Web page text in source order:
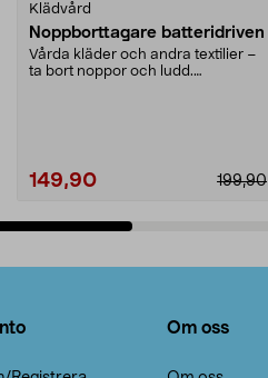
Klädvård
Noppborttagare batteridriven
Vårda kläder och andra textilier –
ta bort noppor och ludd.
199,90
149,90
Om oss